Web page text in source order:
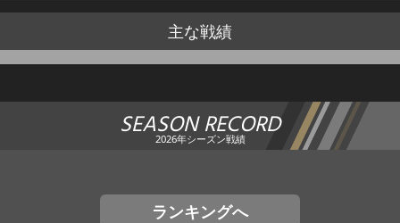
主な戦績
SEASON RECORD
2026年シーズン戦績
ランキングへ